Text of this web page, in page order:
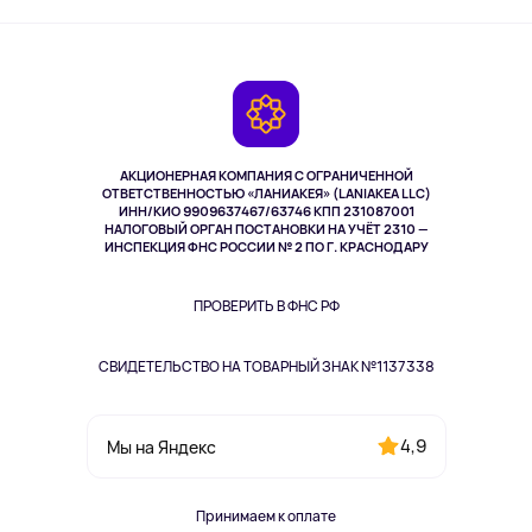
АКЦИОНЕРНАЯ КОМПАНИЯ С ОГРАНИЧЕННОЙ
ОТВЕТСТВЕННОСТЬЮ «ЛАНИАКЕЯ» (LANIAKEA LLC)
ИНН/КИО 9909637467/63746 КПП 231087001
НАЛОГОВЫЙ ОРГАН ПОСТАНОВКИ НА УЧЁТ 2310 —
ИНСПЕКЦИЯ ФНС РОССИИ № 2 ПО Г. КРАСНОДАРУ
ПРОВЕРИТЬ В ФНС РФ
СВИДЕТЕЛЬСТВО НА ТОВАРНЫЙ ЗНАК №1137338
Мы на Яндекс 4,9
Принимаем к оплате
Здоровье питомцев
Одежда и аксессуары